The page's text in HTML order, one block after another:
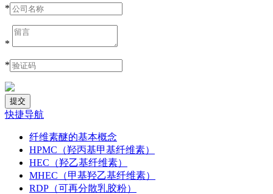
*
*
*
快捷导航
纤维素醚的基本概念
HPMC（羟丙基甲基纤维素）
HEC（羟乙基纤维素）
MHEC（甲基羟乙基纤维素）
RDP（可再分散乳胶粉）